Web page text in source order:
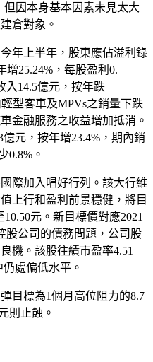
但因本身基本因素未見太大
倉對象。
年上半年，股東應佔溢利錄
增25.24%，每股盈利0.
入14.5億元，按年跌
型客車及MPVs之銷量下跌
金融服務之收益增加抵消。
元，按年增23.4%，期內銷
0.8%。
際加入唱好行列。該大行維
上行和盈利前景穩健，將目
元。新目標價對應2021
股公司的債務問題，公司股
機。該股往績市盈率4.51
處偏低水平。
目標為1個月高位阻力的8.7
則止蝕。